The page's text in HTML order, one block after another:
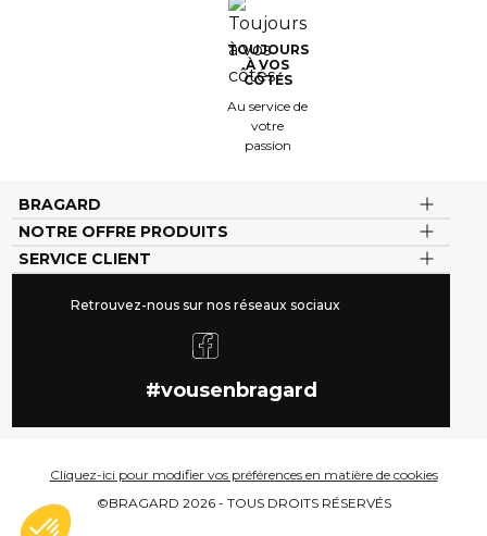
TOUJOURS
À VOS
CÔTÉS
Au service de
votre
passion
BRAGARD
NOTRE OFFRE PRODUITS
SERVICE CLIENT
Retrouvez-nous sur nos réseaux sociaux
#vousenbragard
Cliquez-ici pour modifier vos préférences en matière de cookies
©BRAGARD 2026 - TOUS DROITS RÉSERVÉS